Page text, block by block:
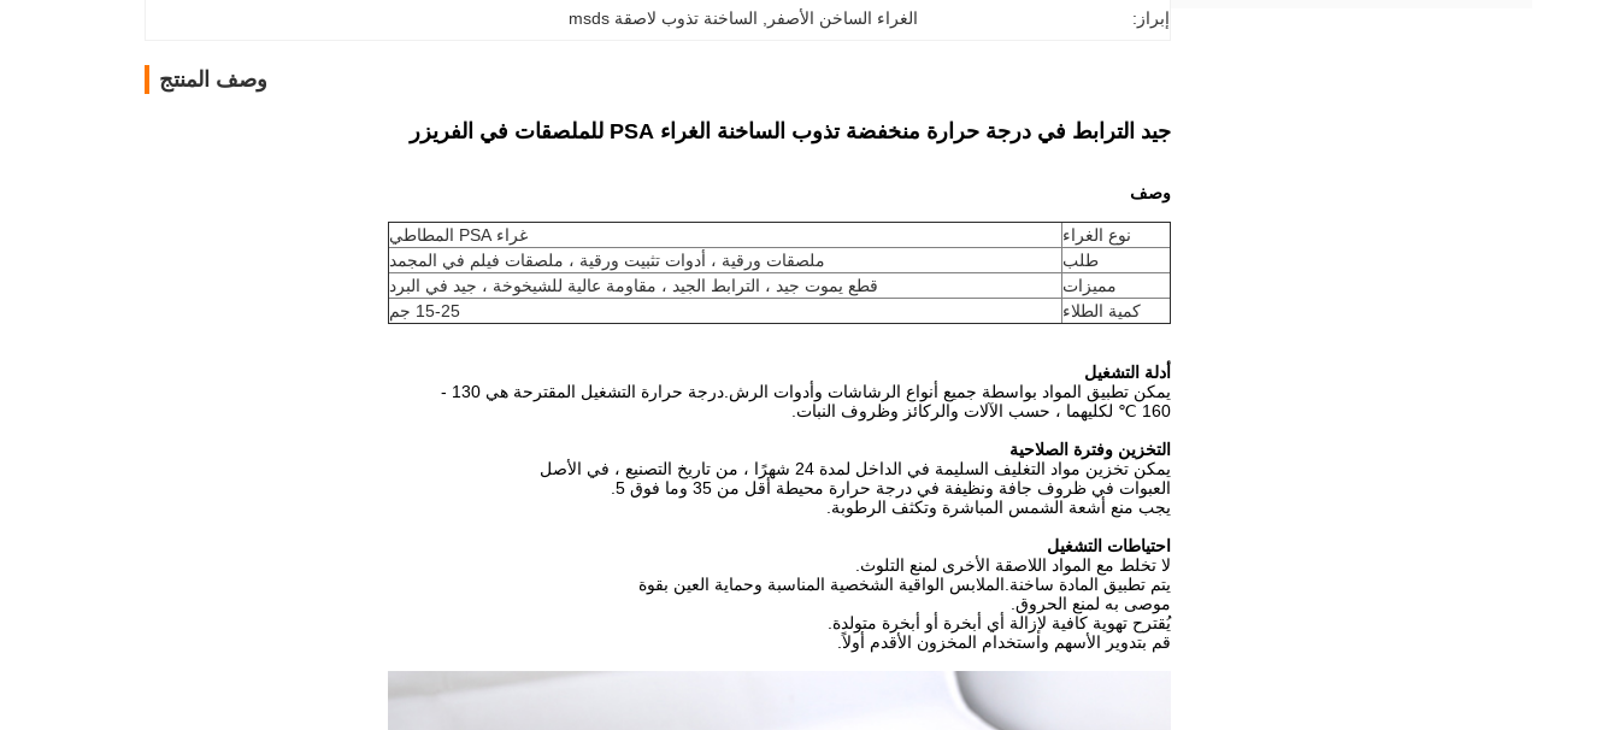
إبراز: الغراء الساخن الأصفر الساخنة تذوب لاصقة msds
وصف المنتج
جيد الترابط في درجة حرارة منخفضة تذوب الساخنة الغراء PSA للملصقات في الفريزر
وصف
نوع الغراء
غراء PSA المطاطي
طلب
ملصقات ورقية ، أدوات تثبيت ورقية ، ملصقات فيلم في المجمد
مميزات
قطع يموت جيد ، الترابط الجيد ، مقاومة عالية للشيخوخة ، جيد في البرد
كمية الطلاء
15-25 جم
أدلة التشغيل
يمكن تطبيق المواد بواسطة جميع أنواع الرشاشات وأدوات الرش.درجة حرارة التشغيل المقترحة هي 130 -
160 ℃ لكليهما ، حسب الآلات والركائز وظروف النبات.
التخزين وفترة الصلاحية
يمكن تخزين مواد التغليف السليمة في الداخل لمدة 24 شهرًا ، من تاريخ التصنيع ، في الأصل
العبوات في ظروف جافة ونظيفة في درجة حرارة محيطة أقل من 35 وما فوق 5.
يجب منع أشعة الشمس المباشرة وتكثف الرطوبة.
احتياطات التشغيل
لا تخلط مع المواد اللاصقة الأخرى لمنع التلوث.
يتم تطبيق المادة ساخنة.الملابس الواقية الشخصية المناسبة وحماية العين بقوة
موصى به لمنع الحروق.
يُقترح تهوية كافية لإزالة أي أبخرة أو أبخرة متولدة.
قم بتدوير الأسهم واستخدام المخزون الأقدم أولاً.